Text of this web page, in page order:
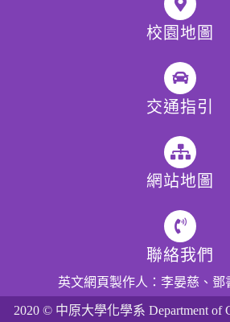
校園地圖
交通指引
網站地圖
聯絡我們
英文網頁製作人：李晏慈、鄧
2020 © 中原大學化學系 Department of